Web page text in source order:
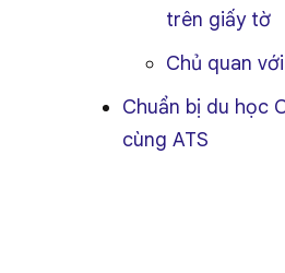
trên giấy tờ
Chủ quan
Chuẩn bị du học
cùng ATS